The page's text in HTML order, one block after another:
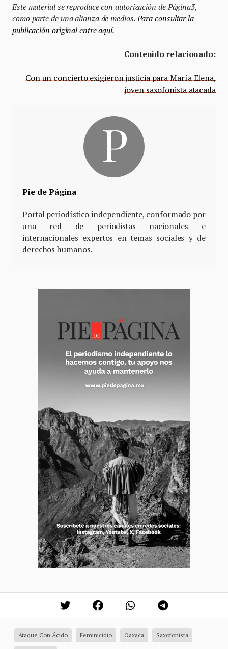
Este material se reproduce con autorización de Página3,
como parte de una alianza de medios. Para consultar la
publicación original entre aquí.
Contenido relacionado:
Con un concierto exigieron justicia para María Elena,
joven saxofonista atacada
Pie de Página
Portal periodístico independiente, conformado por
una red de periodistas nacionales e
internacionales expertos en temas sociales y de
derechos humanos.
Ataque Con Ácido Feminicidio Oaxaca Saxofonista